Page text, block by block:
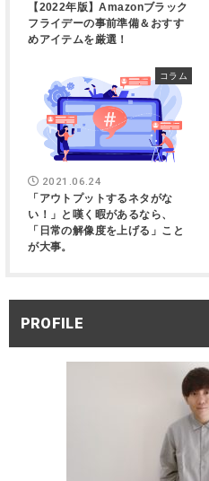
【2022年版】Amazonブラック
フライデーの事前準備＆おすす
めアイテムを厳選！
コラム
2021.06.24
「アウトプットするネタがな
い！」と嘆く暇があるなら、
「日常の解像度を上げる」こと
が大事。
PROFILE